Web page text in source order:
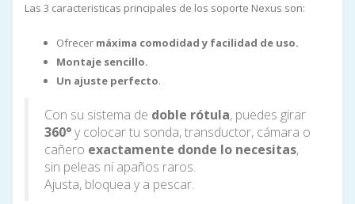
Las 3 caracteristicas principales de los soporte Nexus son:
Ofrecer máxima comodidad y facilidad de uso.
Montaje sencillo.
Un ajuste perfecto.
Con su sistema de doble rótula, puedes girar
360°y colocar tu sonda, transductor, cámara o
cañero exactamente donde lo necesitas,
sin peleas ni apaños raros.
Ajusta, bloquea y a pescar.